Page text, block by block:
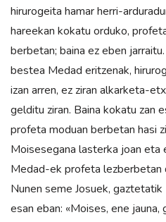
hirurogeita hamar herri-
hareekan kokatu orduko,
berbetan; baina ez eben
bestea Medad eritzenak,
izan arren, ez ziran alkarketa-
gelditu ziran. Baina kokatu zan
profeta moduan berbetan hasi
Moisesegana lasterka joan eta
Medad-ek profeta lezberbetan
Nunen seme Josuek,
esan eban: «Moises, ene jauna,